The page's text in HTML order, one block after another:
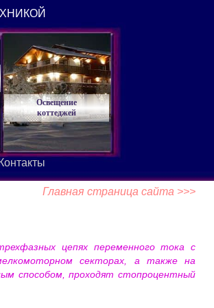
Главная страница сайта >>>
цепях переменного тока с
секторах, а также на
способом, проходят стопроцентный
Освещение
коттеджей
Контакты